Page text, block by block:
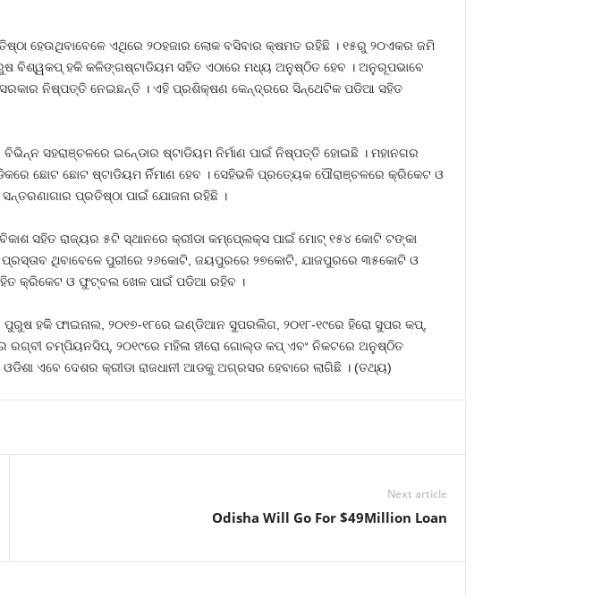
ହେଉଥିବାବେଳେ ଏଥିରେ ୨୦ହଜାର ଲୋକ ବସିବାର କ୍ଷମତ ରହିଛି । ୧୫ରୁ ୨୦ଏକର ଜମି
ବିଶ୍ୱକପ୍‍ ହକି କଳିଙ୍ଗଷ୍ଟାଡିୟମ ସହିତ ଏଠାରେ ମଧ୍ୟ ଅନୁଷ୍ଠିତ ହେବ । ଅନୁରୂପଭାବେ
ନିଷ୍ପତ୍ତି ନେଇଛନ୍ତି । ଏହି ପ୍ରଶିକ୍ଷଣ କେନ୍ଦ୍ରରେ ସିନ୍ଥେଟିକ ପଡିଆ ସହିତ
ସହରାଞ୍ଚଳରେ ଇନ୍‍ଡୋର ଷ୍ଟାଡିୟମ ନିର୍ମାଣ ପାଇଁ ନିଷ୍ପତ୍ତି ହୋଇଛି । ମହାନଗର
ଛୋଟ ଛୋଟ ଷ୍ଟାଡିୟମ ର୍ନିମାଣ ହେବ । ସେହିଭଳି ପ୍ରତ୍ୟେକ ପୌରାଞ୍ଚଳରେ କ୍ରିକେଟ ଓ
ପ୍ରତିଷ୍ଠା ପାଇଁ ଯୋଜନା ରହିଛି ।
ସହିତ ରାଜ୍ୟର ୫ଟି ସ୍ଥାନରେ କ୍ରୀଡା କମ୍ପେ୍ଲକ୍ସ ପାଇଁ ମୋଟ୍‍ ୧୫୪ କୋଟି ଟଙ୍କା
ଥିବାବେଳେ ପୁରୀରେ ୨୬କୋଟି, ଜୟପୁରରେ ୨୭କୋଟି, ଯାଜପୁରରେ ୩୫କୋଟି ଓ
କ୍ରିକେଟ ଓ ଫୁଟ୍‍ବଲ ଖେଳ ପାଇଁ ପଡିଆ ରହିବ ।
ହକି ଫାଇନାଲ, ୨୦୧୭-୧୮ରେ ଇଣ୍ଡିଆନ ସୁପରଲିଗ, ୨୦୧୮-୧୯ରେ ହିରୋ ସୁପର କପ୍‍,
ରଗ୍‍ବୀ ଚମ୍ପିୟନସିପ୍‍, ୨୦୧୯ରେ ମହିଳା ହୀରୋ ଗୋଲ୍ଡ କପ୍‍ ଏବଂ ନିକଟରେ ଅନୁଷ୍ଠିତ
ଏବେ ଦେଶର କ୍ରୀଡା ରାଜଧାନୀ ଆଡକୁ ଅଗ୍ରସର ହେବାରେ ଲାଗିଛି । (ତଥ୍ୟ)
Next article
Odisha Will Go For $49Million Loan